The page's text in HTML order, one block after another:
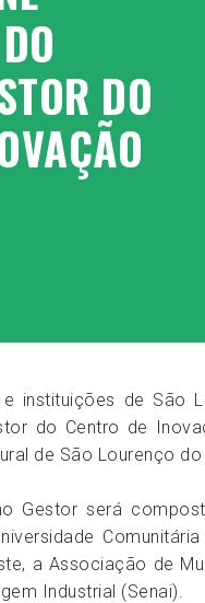
DO
e instituições de São
do Centro de
de São Lourenço do
Gestor será
a Associação de
Industrial (Senai).